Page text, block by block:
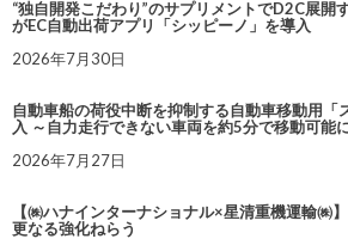
“独自開発こだわり”のサプリメントでD2C展開
がEC自動出荷アプリ「シッピーノ」を導入
2026年7月30日
自動車船の荷役中断を抑制する自動車移動用「
入 ～自力走行できない車両を約5分で移動可能
2026年7月27日
【㈱ハナインターナショナル×星清重機運輸㈱
更なる強化ねらう